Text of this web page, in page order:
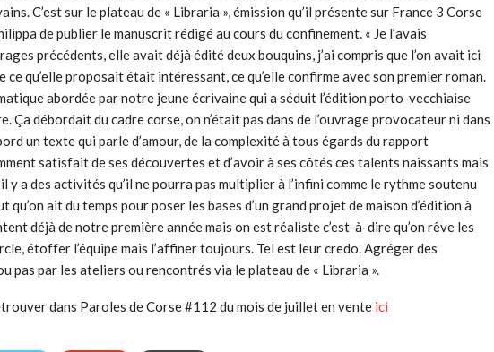
C’est sur le plateau de « Libraria », émission qu’il présente sur France 3 Corse
de publier le manuscrit rédigé au cours du confinement. « Je l’avais
précédents, elle avait déjà édité deux bouquins, j’ai compris que l’on avait ici
ce qu’elle proposait était intéressant, ce qu’elle confirme avec son premier roman.
abordée par notre jeune écrivaine qui a séduit l’édition porto-vecchiaise
Ça débordait du cadre corse, on n’était pas dans de l’ouvrage provocateur ni dans
un texte qui parle d’amour, de la complexité à tous égards du rapport
satisfait de ses découvertes et d’avoir à ses côtés ces talents naissants mais
y a des activités qu’il ne pourra pas multiplier à l’infini comme le rythme soutenu
ait du temps pour poser les bases d’un grand projet de maison d’édition à
déjà de notre première année mais on est réaliste c’est-à-dire qu’on rêve les
étoffer l’équipe mais l’affiner toujours. Tel est leur credo. Agréger des
pas par les ateliers ou rencontrés via le plateau de « Libraria ».
dans Paroles de Corse #112 du mois de juillet en vente ici